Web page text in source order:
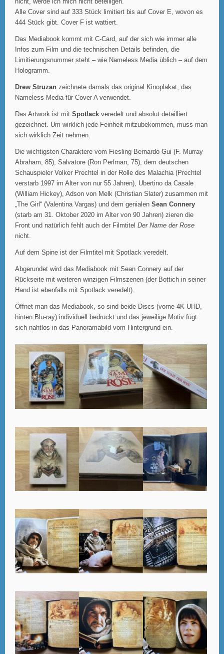
nicht, werde ich mich nicht beteiligen.
Alle Cover sind auf 333 Stück limitiert bis auf Cover E, wovon es
444 Stück gibt. Cover F ist wattiert.
Das Mediabook kommt mit C-Card, auf der sich wie immer alle
Infos zum Film und die technischen Details befinden, die
Limitierungsnummer steht – wie Nameless Media üblich – auf dem
Hologramm.
Drew Struzan zeichnete damals das original Kinoplakat, das
Nameless Media für Cover A verwendet.
Das Artwork ist mit Spotlack veredelt und absolut detailliert
gezeichnet. Um wirklich jede Feinheit mitzubekommen, muss man
sich wirklich Zeit nehmen.
Die wichtigsten Charaktere vom Fiesling Bernardo Gui (F. Murray
Abraham, 85), Salvatore (Ron Perlman, 75), dem deutschen
Schauspieler Volker Prechtel in der Rolle des Malachia (Prechtel
verstarb 1997 im Alter von nur 55 Jahren), Ubertino da Casale
(William Hickey), Adson von Melk (Christian Slater) zusammen mit
„The Girl“ (Valentina Vargas) und dem genialen Sean Connery
(starb am 31. Oktober 2020 im Alter von 90 Jahren) zieren die
Front und natürlich fehlt auch der Filmtitel Der Name der Rose
nicht.
Auf dem Spine ist der Filmtitel mit Spotlack veredelt.
Abgerundet wird das Mediabook mit Sean Connery auf der
Rückseite mit weiteren winzigen Filmszenen (der Bottich in seiner
Hand ist ebenfalls mit Spotlack veredelt).
Öffnet man das Mediabook, so sind beide Discs (vorne 4K UHD,
hinten Blu-ray) individuell bedruckt und das jeweilige Motiv fügt
sich nahtlos in das Panoramabild vom Hintergrund ein.